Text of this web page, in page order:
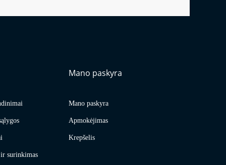
surinkimas
Mano paskyra
Mano paskyra
Apmokėjimas
Krepšelis